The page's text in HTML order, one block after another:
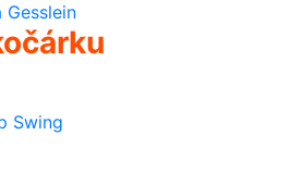
Gesslein
Swing